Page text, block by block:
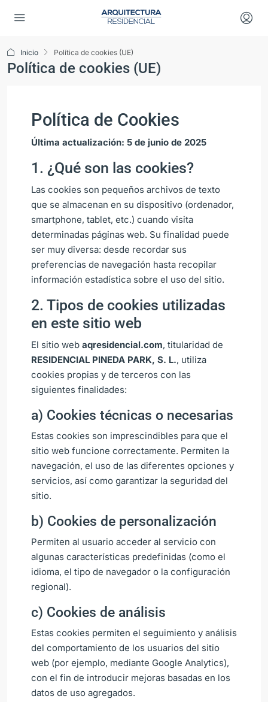
Inicio Política de cookies (UE)
Política de cookies (UE)
Política de Cookies
Última actualización: 5 de junio de 2025
1. ¿Qué son las cookies?
Las cookies son pequeños archivos de texto
que se almacenan en su dispositivo (ordenador,
smartphone, tablet, etc.) cuando visita
determinadas páginas web. Su finalidad puede
ser muy diversa: desde recordar sus
preferencias de navegación hasta recopilar
información estadística sobre el uso del sitio.
2. Tipos de cookies utilizadas
en este sitio web
El sitio web aqresidencial.com, titularidad de
RESIDENCIAL PINEDA PARK, S. L., utiliza
cookies propias y de terceros con las
siguientes finalidades:
a) Cookies técnicas o necesarias
Estas cookies son imprescindibles para que el
sitio web funcione correctamente. Permiten la
navegación, el uso de las diferentes opciones y
servicios, así como garantizar la seguridad del
sitio.
b) Cookies de personalización
Permiten al usuario acceder al servicio con
algunas características predefinidas (como el
idioma, el tipo de navegador o la configuración
regional).
c) Cookies de análisis
Estas cookies permiten el seguimiento y análisis
del comportamiento de los usuarios del sitio
web (por ejemplo, mediante Google Analytics),
con el fin de introducir mejoras basadas en los
datos de uso agregados.